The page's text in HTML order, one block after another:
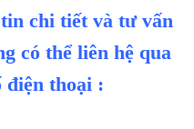
chi tiết và tư vấn
có thể liên hệ qua
điện thoại :